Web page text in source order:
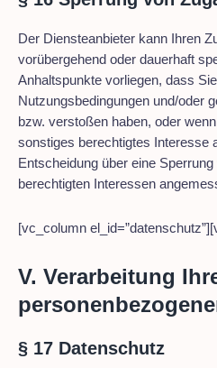
Der Diensteanbieter kann Ihren
vorübergehend oder dauerhaft
Anhaltspunkte vorliegen, dass
Nutzungsbedingungen und/oder
bzw. verstoßen haben, oder
sonstiges berechtigtes Interesse
Entscheidung über eine
berechtigten Interessen
[vc_column
V. Verarbeitung
§ 17 Datenschutz